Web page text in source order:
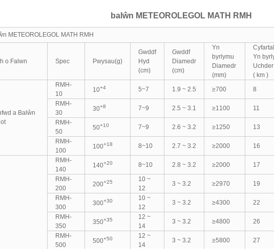
balŵn METEOROLEGOL MATH RMH
METEOROLEGOL MATH RMH
o Falwn Spec Pwysau(g)
Gwddf
Hyd
(cm)
Gwddf
Diamedr
(cm)
Yn
byrlymu
Diamedr
(mm)
Yn
Uchder
( km )
a Balŵn
RMH-
10
10+4 5~7 1.9 ~ 2.5 ≥700 8
RMH-
30
30+8 7~9 2.5 ~ 3.1 ≥1100 11
RMH-
50
50+10 7~9 2.6 ~ 3.2 ≥1250
13
RMH-
100
100+18 8~10 2.7 ~ 3.2 ≥2000 16
RMH-
140
140+20 8~10 2.8 ~ 3.2 ≥2000
17
RMH-
200
200+25
10 ~
12
3 ~ 3.2 ≥2970 19
RMH-
300
300+30
10 ~
12
3 ~ 3.2 ≥4300 22
RMH-
350
350+35
12 ~
14
3 ~ 3.2 ≥4800
26
RMH-
500
500+50
12 ~
14
3 ~ 3.2 ≥5800
27